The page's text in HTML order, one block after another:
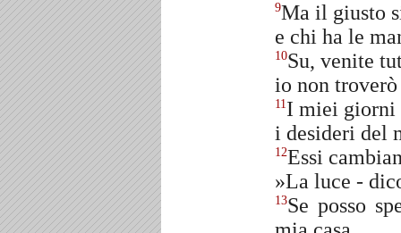
9Ma il giusto
e chi ha le
10Su, venite
io non
11I miei giorni
i desideri del
12Essi
»La luce -
13Se posso